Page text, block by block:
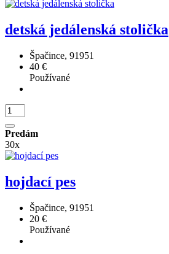
detská jedálenská stolička
Špačince, 91951
40 €
Používané
Predám
30x
hojdací pes
Špačince, 91951
20 €
Používané